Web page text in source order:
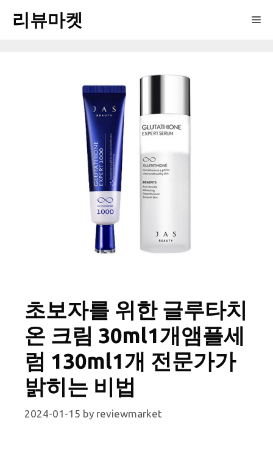
리뷰마켓
초보자를 위한 글루타치
온 크림 30ml1개앰플세
럼 130ml1개 전문가가
밝히는 비법
2024-01-15 by reviewmarket